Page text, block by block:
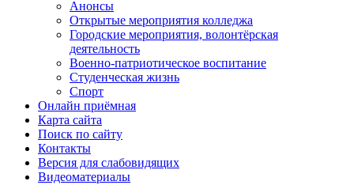
Анонсы
Открытые мероприятия колледжа
Городские мероприятия, волонтёрская
деятельность
Военно-патриотическое воспитание
Студенческая жизнь
Спорт
Онлайн приёмная
Карта сайта
Поиск по сайту
Контакты
Версия для слабовидящих
Видеоматериалы